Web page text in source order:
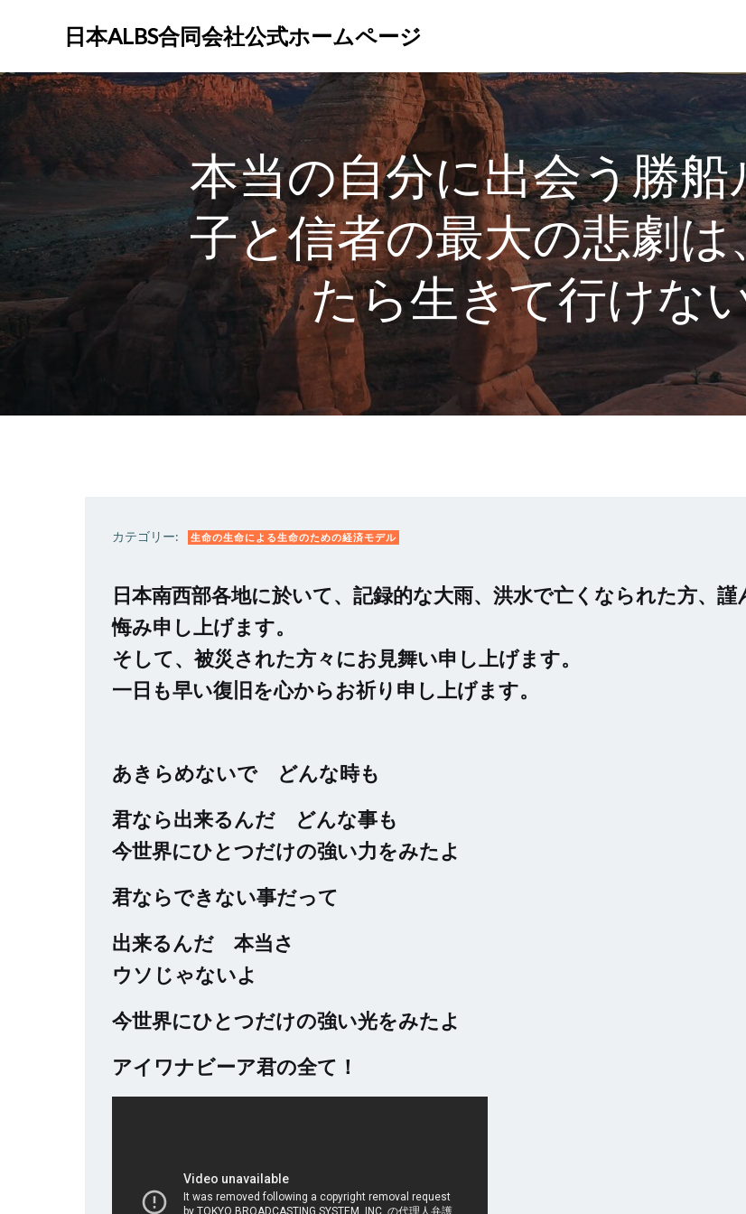
ン
ツ
ッ
日本ALBS合同会社公式ホームページ
本当の自分に出会う勝
子と信者の最大の悲劇
たら生きて行けな
カテゴリー: 生命の生命による生命のための経済モデル
日本南西部各地に於いて、記録的な大雨、洪水で亡くなられた方、謹
悔み申し上げます。
そして、被災された方々にお見舞い申し上げます。
一日も早い復旧を心からお祈り申し上げます。
あきらめないで どんな時も
君なら出来るんだ どんな事も
今世界にひとつだけの強い力をみたよ
君ならできない事だって
出来るんだ 本当さ
ウソじゃないよ
今世界にひとつだけの強い光をみたよ
アイワナビーア君の全て！